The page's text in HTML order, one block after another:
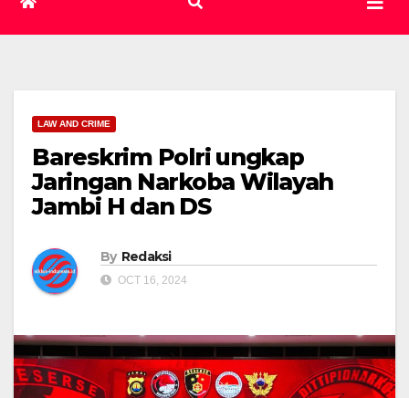
LAW AND CRIME
Bareskrim Polri ungkap
Jaringan Narkoba Wilayah
Jambi H dan DS
By Redaksi
OCT 16, 2024